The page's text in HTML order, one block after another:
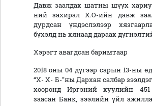
Давж заалдах шатны шүүх
ний захирал Х.О-ийн давж
дурдсан үндэслэлээр
бүхэлд нь хянаад дараах
Хэрэгт авагдсан баримтаар
2018 оны 04 дүгээр сарын 13-ны
“Х- Х- Б-”ны Дархан салбар
хооронд Иргэний хуулийн
заасан Банк, зээлийн үйл